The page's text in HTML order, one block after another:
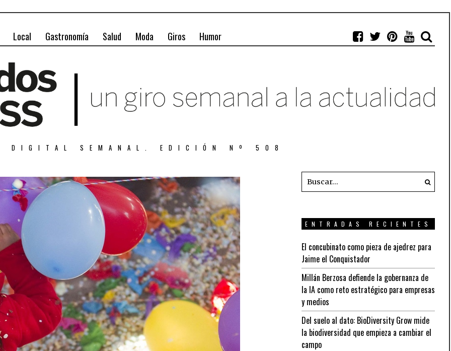
Local Gastronomía Salud Moda Giros Humor
DIGITAL SEMANAL. EDICIÓN Nº 508
ENTRADAS RECIENTES
El concubinato como pieza de ajedrez para
Jaime el Conquistador
Millán Berzosa defiende la gobernanza de
la IA como reto estratégico para empresas
y medios
Del suelo al dato: BioDiversity Grow mide
la biodiversidad que empieza a cambiar el
campo